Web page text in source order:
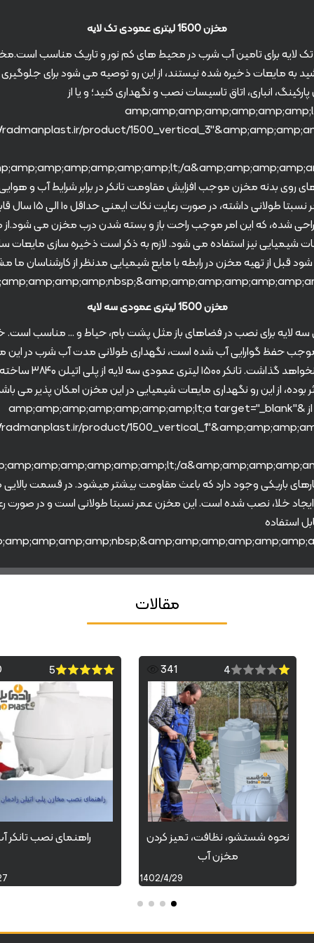
مخزن 1500 لیتری عمودی تک لایه
عمودی تک لایه برای تامین آب شرب در محیط های کم نور و تاریک مناسب
به مایعات ذخیره شده نیستند، از این رو توصیه می شود برای
انباری، اتاق تاسیسات نصب و نگهداری کنید؛ و یا از
روی بدنه مخزن موجب افزایش مقاومت تانکر در برابر شرایط آب و
مخازن پلی اتیلن طول
شیمیایی نیز استفاده می شود. لازم به ذکر است ذخیره سازی مایعات
قبل از تهیه مخزن در رابطه با مایع شیمیایی مدنظر از کارشناسان ما
مخزن 1500 لیتری عمودی سه لایه
عمودی سه لایه برای نصب در فضاهای باز مثل پشت بام، حیاط و … مناسب
موجب حفظ گوارایی آب شده است، نگهداری طولانی مدت آب شرب در این
رنگ و بوی آب آشامیدنی
بوده، از این رو نگهداری مایعات شیمیایی در این مخزن امکان پذیر می
ذخیره مایعات شیمیایی از &amp;amp;amp;amp;amp;amp;amp;lt;a target="_blank"
باریکی وجود دارد که باعث مقاومت بیشتر میشود. در قسمت
خلا، نصب شده است. این مخزن عمر نسبتا طولانی است و در صورت
۱۰ سال قابل استفاده
مقالات
4
341
نحوه شستشو، نظافت، تمیز کردن
مخزن آب
1402/4/29
5
راهنمای نصب تانکر